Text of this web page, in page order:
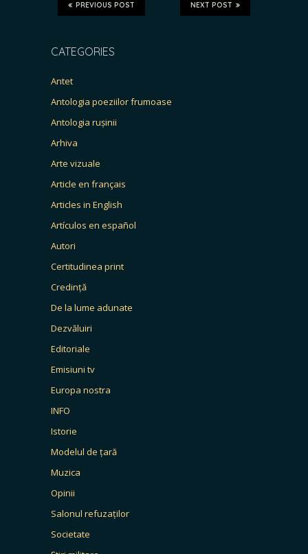
NEXT POST
PREVIOUS POST
CATEGORIES
Antet
Antologia poeziilor frumoase
Antologia rușinii
Arhiva
Arte vizuale
Article en français
Articles in English
Artículos en español
Autori
Certitudinea print
Credință
De la lume adunate
Dezvăluiri
Editoriale
Emisiuni tv
Europa nostra
INFO
Istorie
Modelul de țară
Muzica
Opinii
Salonul refuzaților
Societate